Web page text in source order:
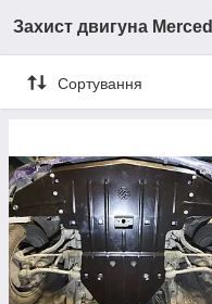
Захист двигуна
Сортування